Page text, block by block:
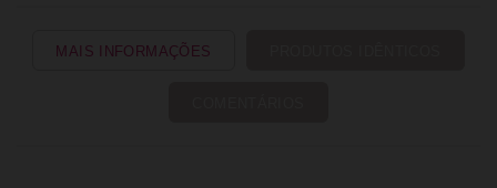
MAIS INFORMAÇÕES